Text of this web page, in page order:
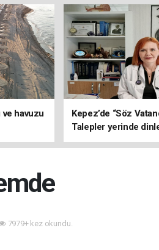
ve havuzu
Kepez’de “Söz
Talepler yerinde
7979+ kez okundu.